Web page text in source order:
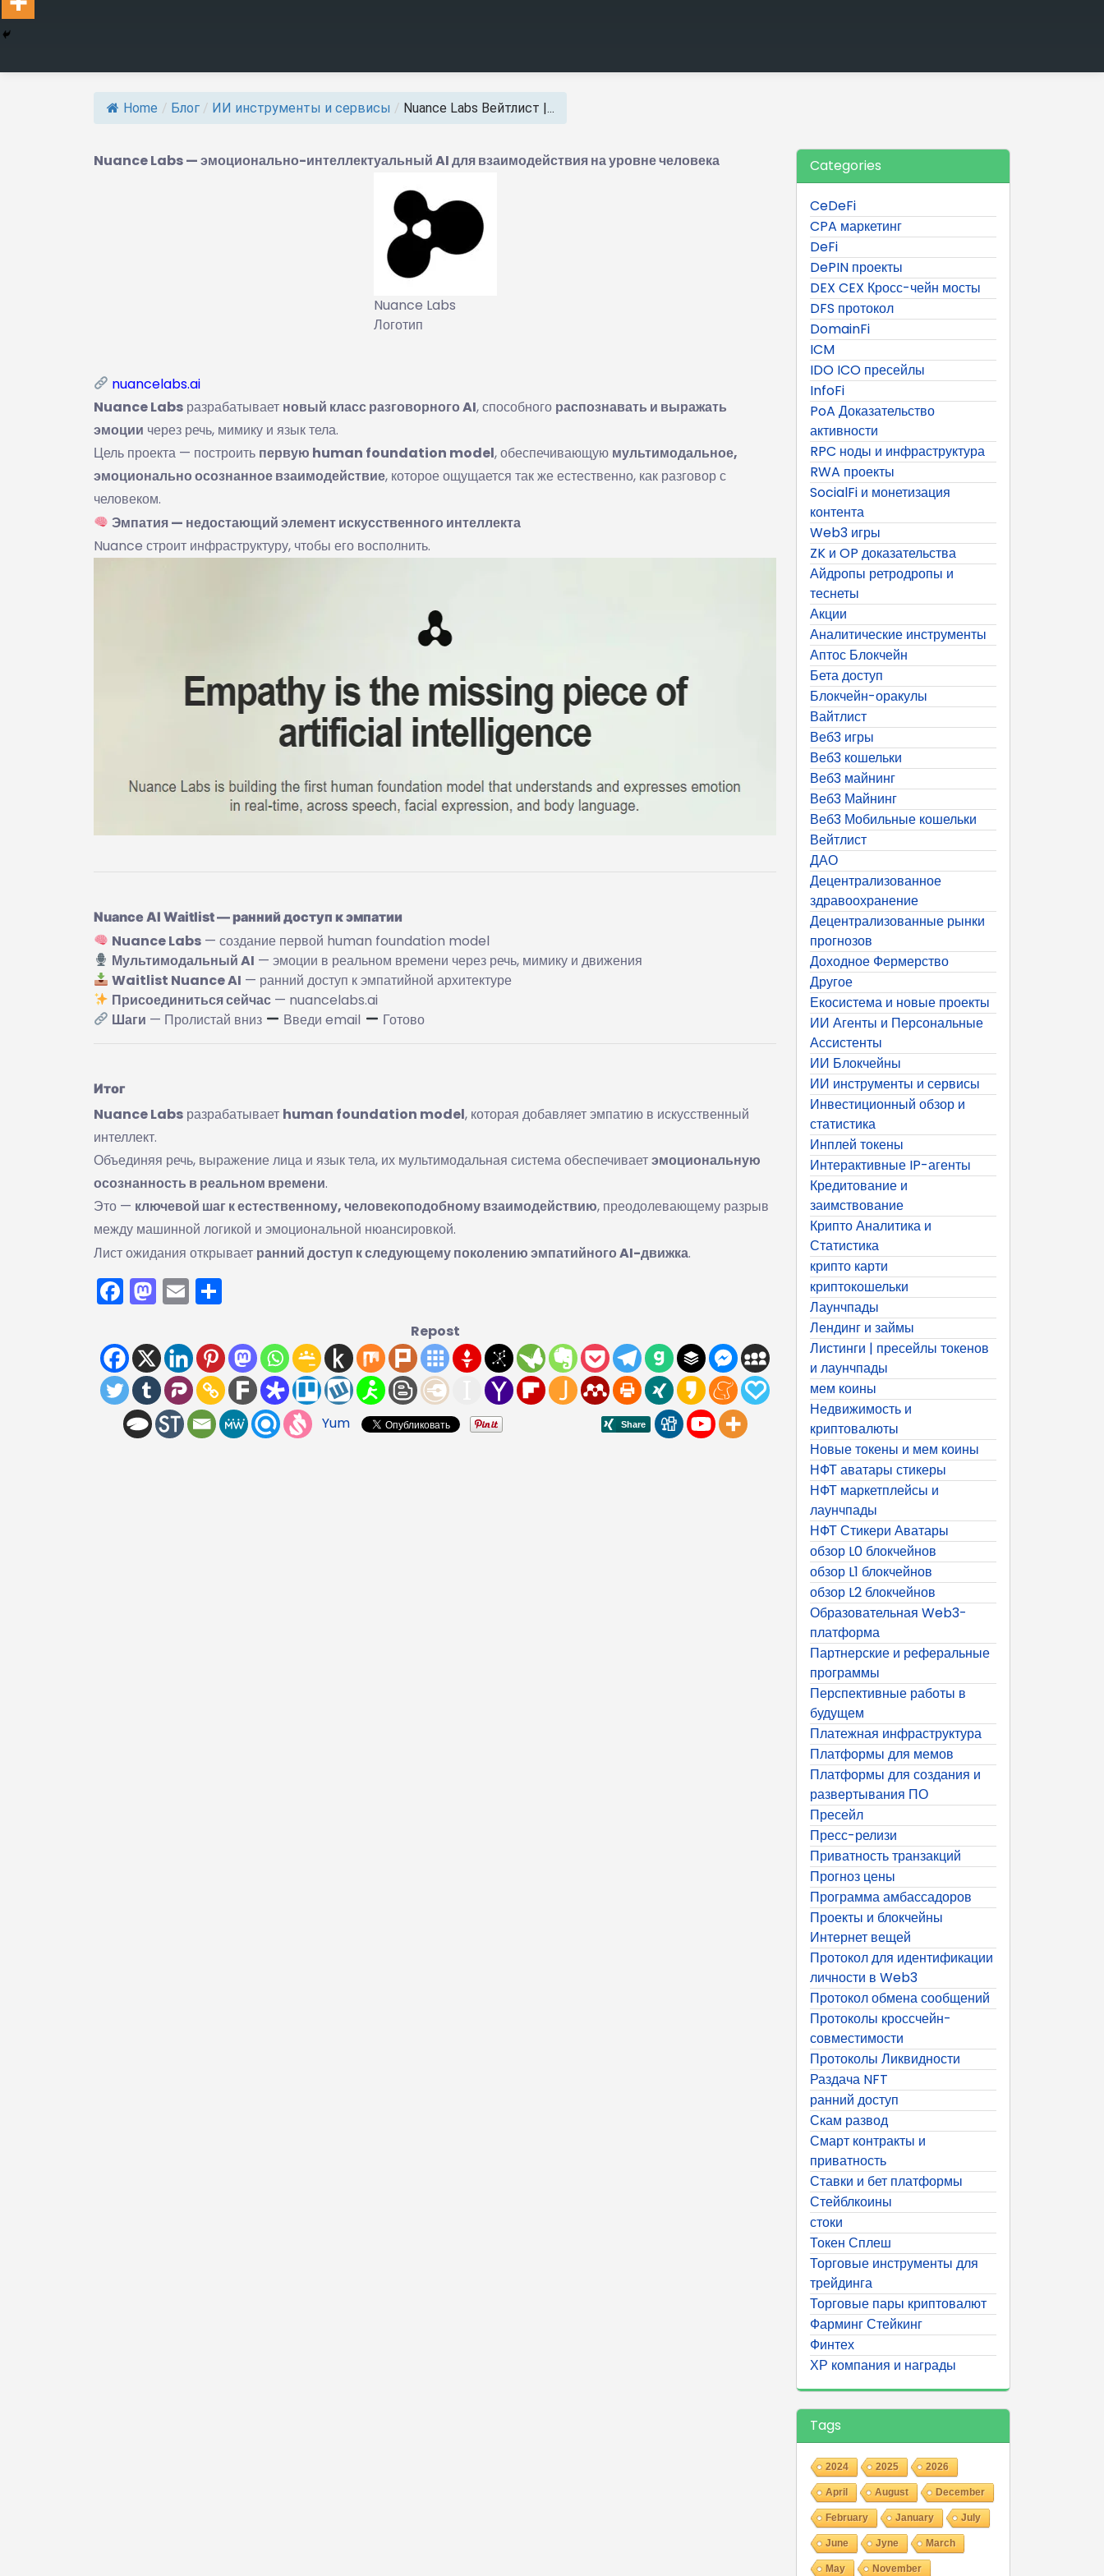
Home / Блог / ИИ инструменты и сервисы / Nuance Labs Вейтлист |...
Nuance Labs — эмоционально-интеллектуальный AI для взаимодействия на уровне человека
Nuance Labs
Логотип
nuancelabs.ai
Nuance Labs разрабатывает новый класс разговорного AI, способного распознавать и выражать
эмоции через речь, мимику и язык тела.
Цель проекта — построить первую human foundation model, обеспечивающую мультимодальное,
эмоционально осознанное взаимодействие, которое ощущается так же естественно, как разговор с
человеком.
Эмпатия — недостающий элемент искусственного интеллекта
Nuance строит инфраструктуру, чтобы его восполнить.
Nuance AI Waitlist — ранний доступ к эмпатии
Nuance Labs — создание первой human foundation model
Мультимодальный AI — эмоции в реальном времени через речь, мимику и движения
Waitlist Nuance AI — ранний доступ к эмпатийной архитектуре
Присоединиться сейчас — nuancelabs.ai
Шаги — Пролистай вниз Введи email Готово
Итог
Nuance Labs разрабатывает human foundation model, которая добавляет эмпатию в искусственный
интеллект.
Объединяя речь, выражение лица и язык тела, их мультимодальная система обеспечиваетэмоциональную
осознанность в реальном времени.
Это — ключевой шаг к естественному, человекоподобному взаимодействию, преодолевающему разрыв
между машинной логикой и эмоциональной нюансировкой.
Лист ожидания открывает ранний доступ к следующему поколению эмпатийного AI-движка.
Facebook
Mastodon
Email
Repost
Yum
Categories
CeDeFi
CPA маркетинг
DeFi
DePIN проекты
DEX CEX Кросс-чейн мосты
DFS протокол
DomainFi
ICM
IDO ICO пресейлы
InfoFi
PoA Доказательство
активности
RPC ноды и инфраструктура
RWA проекты
SocialFi и монетизация
контента
Web3 игры
ZK и OP доказательства
Айдропы ретродропы и
теснеты
Акции
Аналитические инструменты
Аптос Блокчейн
Бета доступ
Блокчейн-оракулы
Вайтлист
Веб3 игры
Веб3 кошельки
Веб3 майнинг
Веб3 Майнинг
Веб3 Мобильные кошельки
Вейтлист
ДАО
Децентрализованное
здравоохранение
Децентрализованные рынки
прогнозов
Доходное Фермерство
Другое
Екосистема и новые проекты
ИИ Агенты и Персональные
Ассистенты
ИИ Блокчейны
ИИ инструменты и сервисы
Инвестиционный обзор и
статистика
Инплей токены
Интерактивные IP-агенты
Кредитование и
заимствование
Крипто Аналитика и
Статистика
крипто карти
криптокошельки
Лаунчпады
Лендинг и займы
Листинги | пресейлы токенов
и лаунчпады
мем коины
Недвижимость и
криптовалюты
Новые токены и мем коины
НФТ аватары стикеры
НФТ маркетплейсы и
лаунчпады
НФТ Стикери Аватары
обзор L0 блокчейнов
обзор L1 блокчейнов
обзор L2 блокчейнов
Образовательная Web3-
платформа
Партнерские и реферальные
программы
Перспективные работы в
будущем
Платежная инфраструктура
Платформы для мемов
Платформы для создания и
развертывания ПО
Пресейл
Пресс-релизи
Приватность транзакций
Прогноз цены
Программа амбассадоров
Проекты и блокчейны
Интернет вещей
Протокол для идентификации
личности в Web3
Протокол обмена сообщений
Протоколы кроссчейн-
совместимости
Протоколы Ликвидности
Раздача NFT
ранний доступ
Скам развод
Смарт контракты и
приватность
Ставки и бет платформы
Стейблкоины
стоки
Токен Сплеш
Торговые инструменты для
трейдинга
Торговые пары криптовалют
Фарминг Стейкинг
Финтех
ХР компания и награды
Tags
2024 2025 2026
April August December
February January July
June Jyne March
May November